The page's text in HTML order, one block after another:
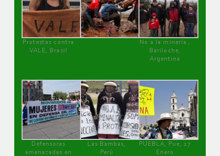
Protestas contra
VALE, Brasil
No a la minería ,
Bariloche,
Argentina
Defensoras
amenazadas en
Las Bambas,
Perú
PUEBLA, Pue, 27
Enero